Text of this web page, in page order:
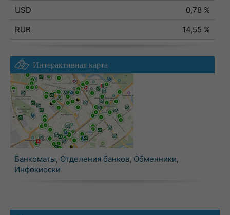
USD
0,78 %
RUB
14,55 %
Интерактивная карта
Банкоматы, Отделения банков, Обменники,
Инфокиоски